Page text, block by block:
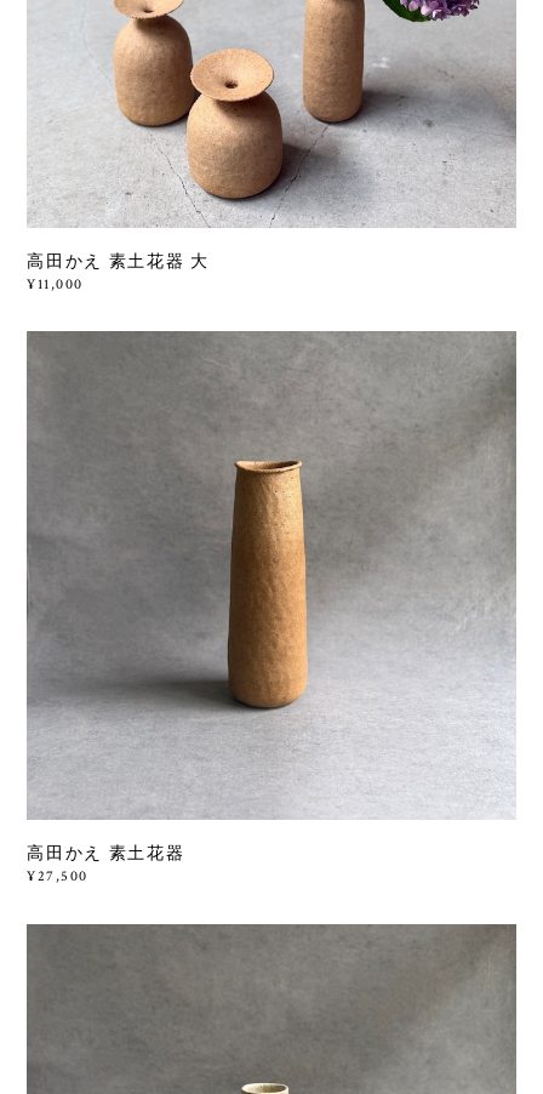
高田かえ 素土花器 大
¥11,000
高田かえ 素土花器
¥27,500